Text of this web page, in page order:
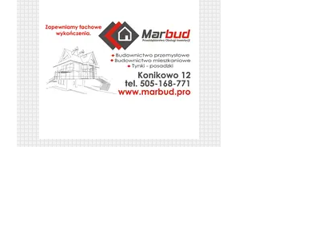
w SP2